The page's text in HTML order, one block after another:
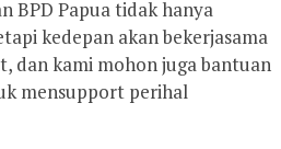
BPD Papua tidak hanya
kedepan akan bekerjasama
dan kami mohon juga bantuan
mensupport perihal